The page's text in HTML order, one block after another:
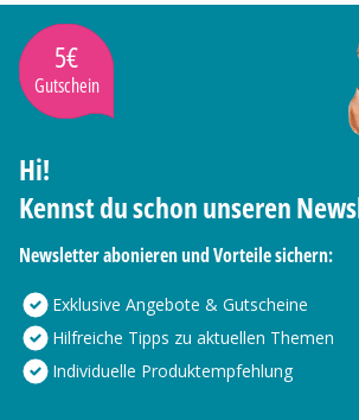
5€
Gutschein
Hi!
Kennst du schon unseren
Newsletter abonieren und Vorteile sichern:
Exklusive Angebote & Gutscheine
Hilfreiche Tipps zu aktuellen Themen
Individuelle Produktempfehlung